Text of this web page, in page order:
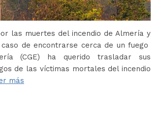
las muertes del incendio de Almería y
de encontrarse cerca de un fuego
(CGE) ha querido trasladar sus
de las víctimas mortales del incendio
más